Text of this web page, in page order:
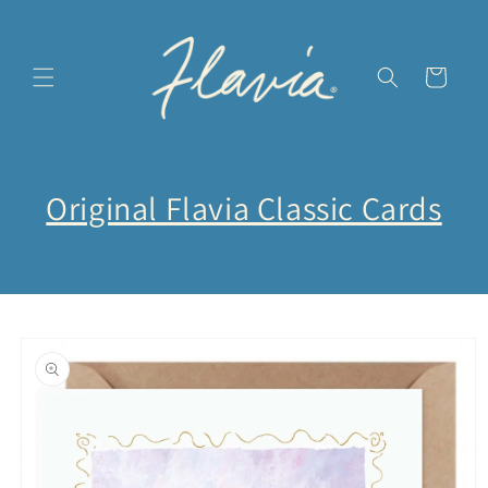
Carrello
Original Flavia Classic Cards
informazioni
sul prodotto